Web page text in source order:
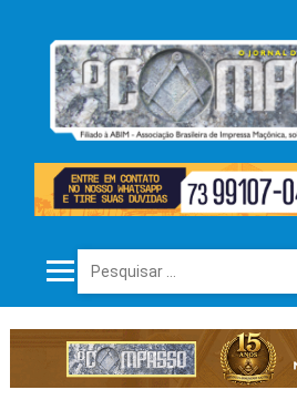
Pesquisar por: